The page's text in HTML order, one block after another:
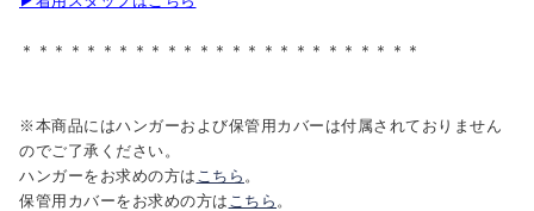
＊＊＊＊＊＊＊＊＊＊＊＊＊＊＊＊＊＊＊＊＊＊＊＊＊
※本商品にはハンガーおよび保管用カバーは付属されておりません
のでご了承ください。
ハンガーをお求めの方は こちら 。
保管用カバーをお求めの方は こちら 。